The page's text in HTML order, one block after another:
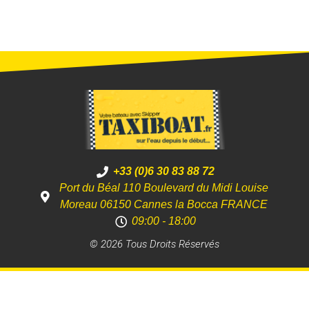
+33 (0)6 30 83 88 72
Port du Béal 110 Boulevard du Midi Louise
Moreau 06150 Cannes la Bocca FRANCE
09:00 - 18:00
© 2026 Tous Droits Réservés